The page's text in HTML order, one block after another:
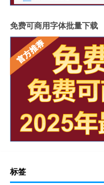
免费可商用字体批量下载
标签